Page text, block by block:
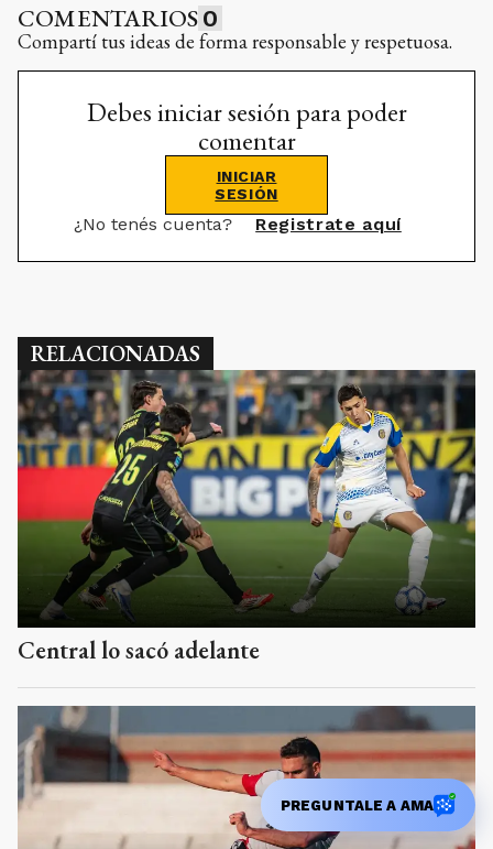
COMENTARIOS 0
Compartí tus ideas de forma responsable y respetuosa.
Debes iniciar sesión para poder
comentar
INICIAR
SESIÓN
¿No tenés cuenta? Registrate aquí
RELACIONADAS
Central lo sacó adelante
PREGUNTALE A AMA